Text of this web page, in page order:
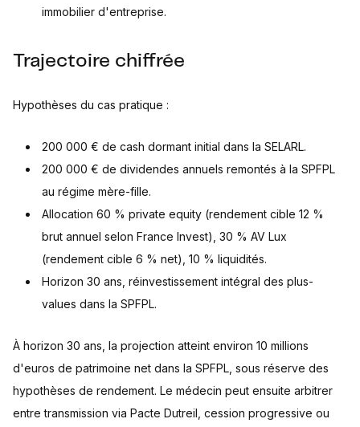
immobilier d'entreprise.
Trajectoire chiffrée
Hypothèses du cas pratique :
200 000 € de cash dormant initial dans la SELARL.
200 000 € de dividendes annuels remontés à la SPFPL
au régime mère-fille.
Allocation 60 % private equity (rendement cible 12 %
brut annuel selon France Invest), 30 % AV Lux
(rendement cible 6 % net), 10 % liquidités.
Horizon 30 ans, réinvestissement intégral des plus-
values dans la SPFPL.
À horizon 30 ans, la projection atteint environ 10 millions
d'euros de patrimoine net dans la SPFPL, sous réserve des
hypothèses de rendement. Le médecin peut ensuite arbitrer
entre transmission via Pacte Dutreil, cession progressive ou